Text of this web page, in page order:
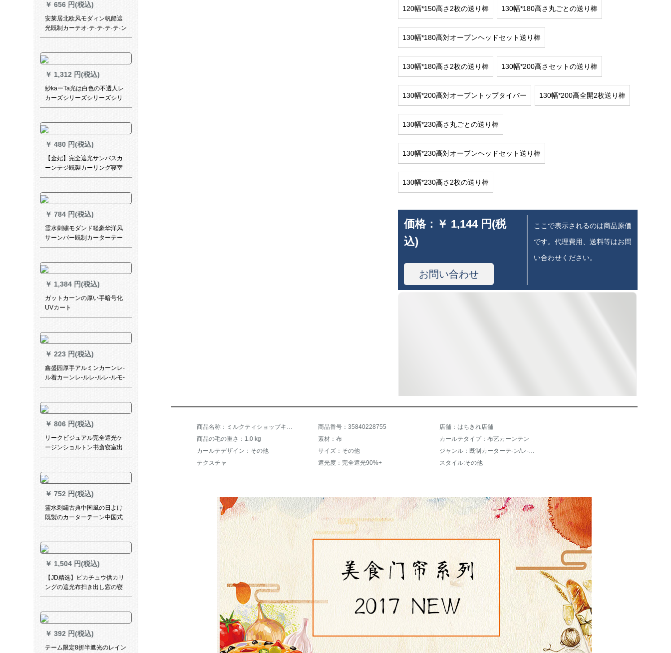
￥ 656 円(税込)
安莱居北欧风モダィン帆船遮
光既制カーテオ·テ·テ·テ·テ·ン
寝室ビエング男の子部屋出窓
メトルの専门写真
￥ 1,312 円(税込)
紗kaーTa光は白色の不透人レ
カーズシリーズシリーズシリ
ーズシリーズン糸ベアラ砂遮
ません。レカースデッキがひ
っくり返る双生樹-乳白の幅が
2.0 X高2.7フーク（高度改）
￥ 480 円(税込)
【金妃】完全遮光サンバスカ
ーンテジ既製カーリング寝室
掃き出し窓UVカート熱深さ
2.7【高可改】
￥ 784 円(税込)
霊水刺繍モダンド軽豪华洋风
サーンバー既制カーターテー
ン遮光遮音カーテーターテー
ーダーダーダーダーダーダー
ダーデラックスシンドローム
刺繍ランダー寝室窓カーテー
ジ
￥ 1,384 円(税込)
ガットカーンの厚い手暗号化
UVカート
￥ 223 円(税込)
鑫盛园厚手アルミンカーンレ-
ル着カーンレ-ルレ-ルレ-ルモ-
ルノレ-ル上にアプリケ-ド版バ
￥ 806 円(税込)
リークビジュアル完全遮光ケ
ージンショルトン书斎寝室出
窓小窓平面窓既制カーターテ
枚打孔式
￥ 752 円(税込)
霊水刺繡古典中国風の日よけ
既製のカーターテーン中国式
遮光遮音カーテーテ金銀樹天
リビゴー掃き出す窓ガラスダ
グラスグレーカーダーダーダ
ーダーダーダーダーダーダー
ダーダーダーダーダーダーダ
ーダーダーダーダーダーダー
ダーダーダーダーダーダー
￥ 1,504 円(税込)
【JD精选】ピカチュウ供カリ
ングの遮光布扫き出し窓の寝
室リングオーダカンの厚い手
トル*高さ2.7メトル
￥ 392 円(税込)
テーム限定8折半遮光のレイン
120幅*150高さ2枚の送り棒 130幅*180高さ丸ごとの送り棒
130幅*180高対オープンヘッドセット送り棒
130幅*180高さ2枚の送り棒 130幅*200高さセットの送り棒
130幅*200高対オープントップタイバー 130幅*200高全開2枚送り棒
130幅*230高さ丸ごとの送り棒
130幅*230高対オープンヘッドセット送り棒
130幅*230高さ2枚の送り棒
価格： ￥ 1,144 円(税
込)
お問い合わせ
ここで表示されるのは商品原価
です。代理費用、送料等はお問
い合わせください。
商品番号：35840228755
店舗：はちきれ店舗
商品の毛の重さ：1.0 kg
素材：布
カールテタイプ：布艺カーンテン
カールテデザイン：その他
サイズ：その他
テクスチャ
遮光度：完全遮光90%+ スタイル:その他